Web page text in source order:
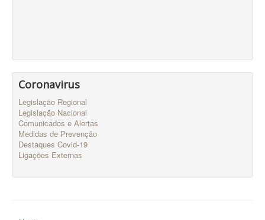
Coronavirus
Legislação Regional
Legislação Nacional
Comunicados e Alertas
Medidas de Prevenção
Destaques Covid-19
Ligações Externas